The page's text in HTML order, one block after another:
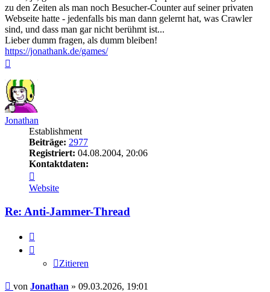
zu den Zeiten als man noch Besucher-Counter auf seiner privaten
Webseite hatte - jedenfalls bis man dann gelernt hat, was Crawler
sind, und dass man gar nicht berühmt ist...
Lieber dumm fragen, als dumm bleiben!
https://jonathank.de/games/
Jonathan
Establishment
Beiträge: 2977
Registriert: 04.08.2004, 20:06
Kontaktdaten:
von
Jonathan
Website
Re: Anti-Jammer-Thread
Zitieren
Beitrag
von Jonathan » 09.03.2026, 19:01